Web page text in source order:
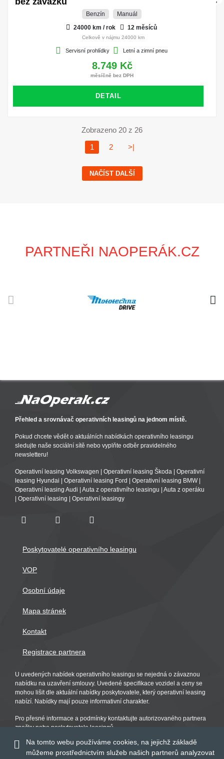
Benzín
Manuál
24000 km / rok
12 měsíců
Celkově v nájmu 24000 km
Servisní prohlídky Letní a zimní pneu
8.749 Kč
měsíčně bez DPH
DETAIL
Zobrazeno 20 z 26
1
2 >|
NAČÍST DALŠÍ
PARTNEŘI NAOPERÁK.CZ
Přehled a srovnávač operativních leasingů na jednom místě.
Pokud chcete vědět o aktuálních nabídkách operativního leasingu
sledujte naše sociální sítě nebo vyplňte odběr pravidelného
newsletteru!
Operativní leasing Volkswagen Operativní leasing Škoda
Operativní
leasing Hyundai
Operativní leasing Ford Operativní leasing BMW|
Operativní leasing Audi
Auta z operativního leasingu
Auta z operáku
Operativní leasing Operativní leasingy
Poskytovatelé operativního leasingu
VOP
Osobní údaje
Mapa stránek
Kontakt
Registrace partnera
U uvedených nabídek operativního leasingu se nejedná o závaznou
nabídku na uzavření smlouvy. Uvedené specifikace vozidel a ceny se
mohou lišit dle aktuální nabídky poskytovatele, který operativní leasing
nabízí. Nabídky mají pouze informativní charakter.
Pro přesné informace a podmínky kontaktujte autorizovaného partnera
značky nebo poskytovatele leasingů.
Na tomto webu používáme cookies, na jejichž základě
můžeme prostřednictvím služeb našich partnerů analyzovat